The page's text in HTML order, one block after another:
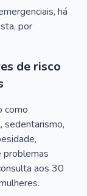
há
por
de risco
como
sedentarismo,
problemas
aos 30